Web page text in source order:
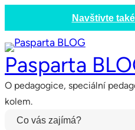
na
obsah
Navštivte
Pasparta
O pedagogice, speciální
kolem.
Hledat